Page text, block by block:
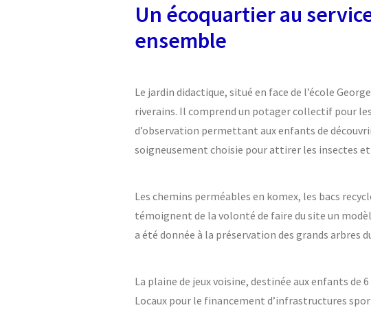
Un écoquartier au
ensemble
Le jardin didactique, situé en face de l’école
riverains. Il comprend un potager collectif pour
d’observation permettant aux enfants de
soigneusement choisie pour attirer les insectes et
Les chemins perméables en komex, les bacs
témoignent de la volonté de faire du site un
a été donnée à la préservation des grands arbres
La plaine de jeux voisine, destinée aux enfants de
Locaux pour le financement d’infrastructures